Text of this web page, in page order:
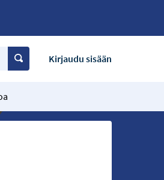
Kirjaudu sisään